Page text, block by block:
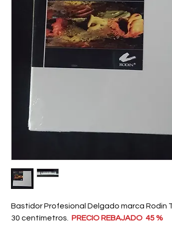
Bastidor Profesional Delgado marca Rodin
30 centímetros. PRECIO REBAJADO 45 %